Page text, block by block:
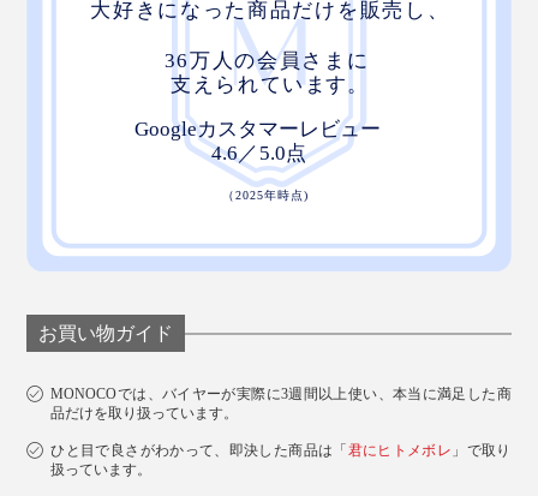
お買い物ガイド
MONOCOでは、バイヤーが実際に3週間以上使い、本当に満足した商
品だけを取り扱っています。
ひと目で良さがわかって、即決した商品は「 君にヒトメボレ 」で取り
扱っています。